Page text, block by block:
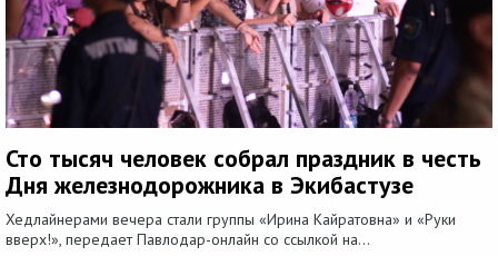
Сто тысяч человек собрал праздник в честь
Дня железнодорожника в Экибастузе
Хедлайнерами вечера стали группы «Ирина Кайратовна» и «Руки
вверх!», передает Павлодар-онлайн со ссылкой на...